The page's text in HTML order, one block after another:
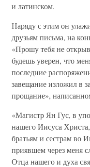
и латинском.
Наряду с этим он
друзьям письма, на
«Прошу тебя не
будешь уверен, что
последние
завещание изложил в
прощание»,
«Магистр Ян Гус, в
нашего Иисуса
братьям и сестрам во
приявшем через меня
Отца нашего и духа